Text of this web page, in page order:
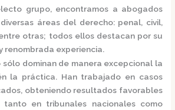
grupo, encontramos a abogados
áreas del derecho: penal, civil,
otras; todos ellos destacan por su
renombrada experiencia.
sólo dominan de manera excepcional la
la práctica. Han trabajado en casos
obteniendo resultados favorables
tanto en tribunales nacionales como